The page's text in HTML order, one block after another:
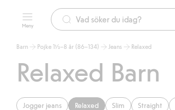
Meny
Barn Pojke 1½–8 år (86–134) Jeans Relaxed
Relaxed Barn
Jogger jeans Relaxed Slim Straight